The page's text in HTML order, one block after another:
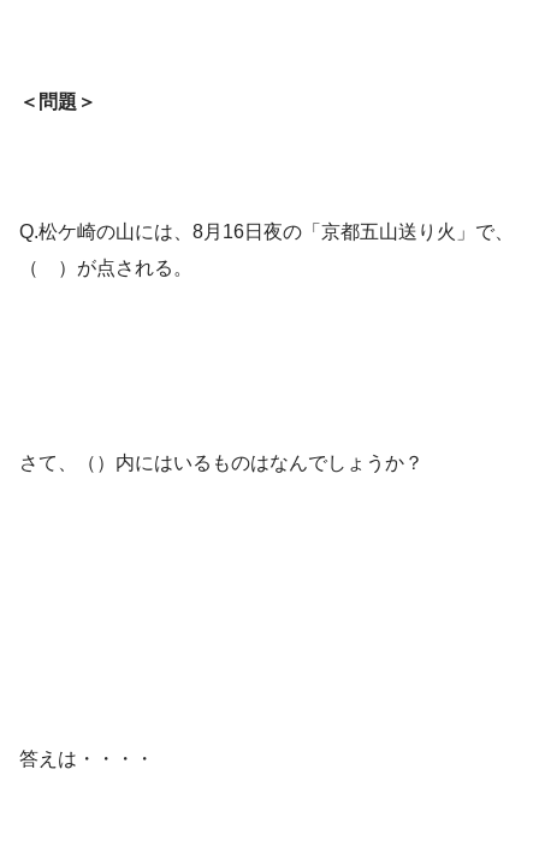
＜問題＞
Q.松ケ崎の山には、8月16日夜の「京都五山送り火」で、
（ ）が点される。
さて、（）内にはいるものはなんでしょうか？
答えは・・・・